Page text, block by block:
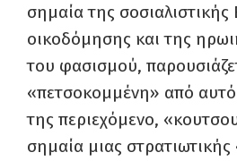
σημαία της
οικοδόμησης και της
του φασισμού,
«πετσοκομμένη» από
της περιεχόμενο,
σημαία μιας